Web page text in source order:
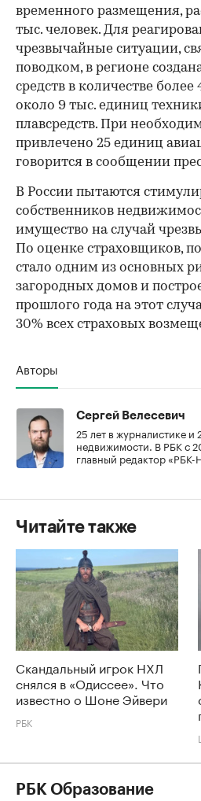
временного размещения,
тыс. человек. Для
чрезвычайные ситуации,
поводком, в регионе
средств в количестве более
около 9 тыс. единиц
плавсредств. При
привлечено 25 единиц
говорится в сообщении
В России пытаются
собственников
имущество на случай
По оценке страховщиков,
стало одним из основных
загородных домов и
прошлого года на этот
30% всех страховых
Авторы
Сергей Велесевич
25 лет в журналистике и
недвижимости. В РБК с
главный редактор «РБК-
Читайте также
Скандальный игрок НХЛ
снялся в «Одиссее». Что
известно о Шоне Эйвери
РБК
РБК Образование